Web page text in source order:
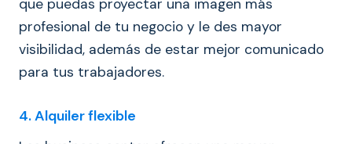
que puedas proyectar una imagen más
profesional de tu negocio y le des mayor
visibilidad, además de estar mejor comunicado
para tus trabajadores.
4. Alquiler flexible